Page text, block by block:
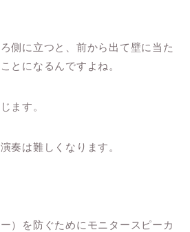
側に立つと、前から出て壁に当た
とになるんですよね。
ます。
奏は難しくなります。
）を防ぐために モニタースピーカ